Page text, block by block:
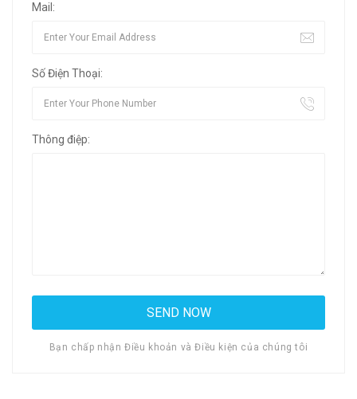
Mail:
Số Điện Thoại:
Thông điệp:
Bạn chấp nhận Điều khoản và Điều kiện của chúng tôi